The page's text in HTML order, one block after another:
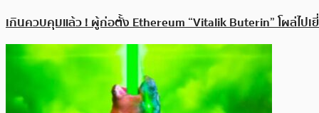
เกินควบคุมแล้ว ! ผู้ก่อตั้ง Ethereum “Vitalik Buterin” โผล่ไป